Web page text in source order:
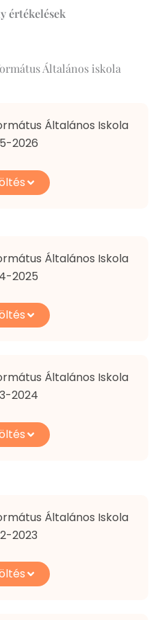
értékelések
Általános iskola
Általános Iskola
2026
Általános Iskola
2025
Általános Iskola
2024
Általános Iskola
2023